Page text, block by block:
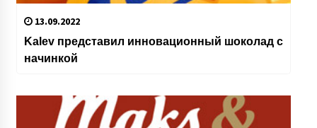
13.09.2022
Kalev представил инновационный шоколад с
начинкой